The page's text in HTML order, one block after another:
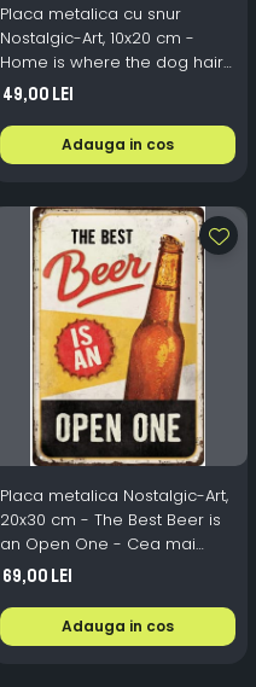
Placa metalica cu snur
Nostalgic-Art, 10x20 cm -
Home is where the dog hair
is - Acasa e unde ai par de
catel
49,00 Lei
Adauga in cos
Placa metalica Nostalgic-Art,
20x30 cm - The Best Beer is
an Open One - Cea mai
buna bere este cea
deschisa
69,00 Lei
Adauga in cos